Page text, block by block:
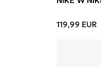
119,99 EUR